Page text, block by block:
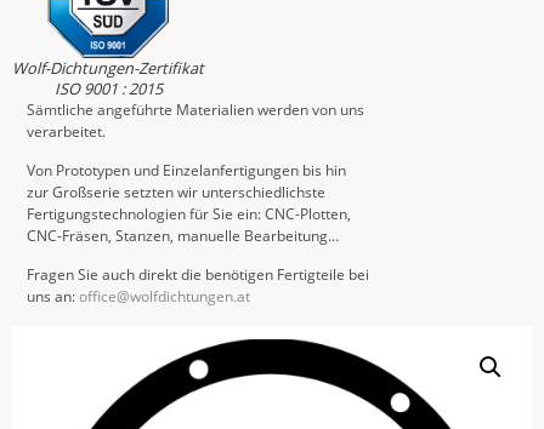
Wolf-Dichtungen-Zertifikat
ISO 9001 : 2015
Sämtliche angeführte Materialien werden von uns
verarbeitet.
Von Prototypen und Einzelanfertigungen bis hin
zur Großserie setzten wir unterschiedlichste
Fertigungstechnologien für Sie ein: CNC-Plotten,
CNC-Fräsen, Stanzen, manuelle Bearbeitung…
Fragen Sie auch direkt die benötigen Fertigteile bei
uns an:office@wolfdichtungen.at